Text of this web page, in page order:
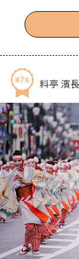
上腹帶便會使生
婦、期望第2子・
料亭 濱長